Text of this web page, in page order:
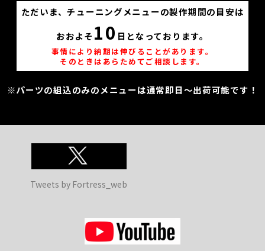
ただいま、チューニングメニューの製作期間の目安は
おおよそ 10 日となっております。
事情により納期は伸びることがあります。
そのときはあらためてご相談します。
※パーツの組込のみのメニューは通常即日～出荷可能です！
Tweets by Fortress_web